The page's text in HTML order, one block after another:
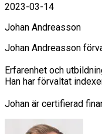
2023-03-14
Johan Andreasson
Johan Andreasson
Erfarenhet och
Han har förvaltat
Johan är certifierad